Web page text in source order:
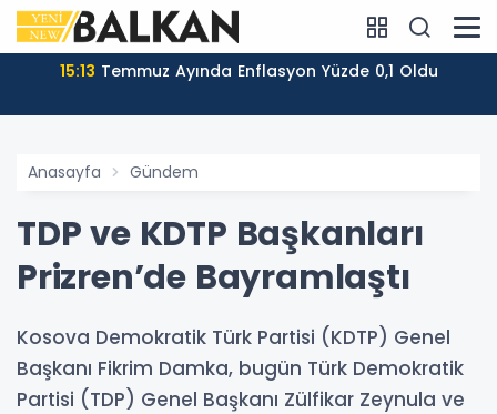
15:13 Temmuz Ayında Enflasyon Yüzde 0,1 Oldu
Anasayfa Gündem
TDP ve KDTP Başkanları
Prizren’de Bayramlaştı
Kosova Demokratik Türk Partisi (KDTP) Genel
Başkanı Fikrim Damka, bugün Türk Demokratik
Partisi (TDP) Genel Başkanı Zülfikar Zeynula ve